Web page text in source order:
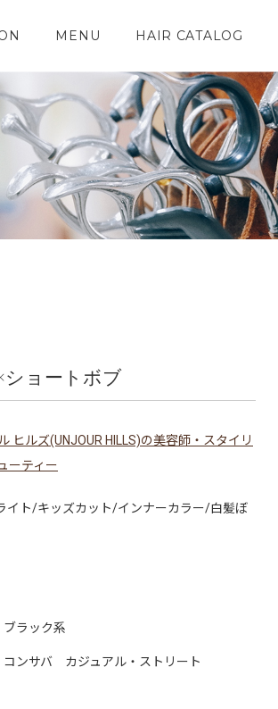
MENU HAIR CATALOG
ョートボブ
ヒルズ(UNJOUR HILLS)の美容師・スタイリ
ーティー
イト/キッズカット/インナーカラー/白髪ぼ
ブラック系
コンサバ
カジュアル・ストリート